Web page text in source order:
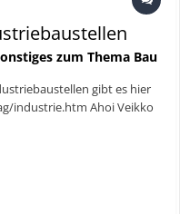
zum Thema Bau
gibt es hier
industrie.htm Ahoi Veikko